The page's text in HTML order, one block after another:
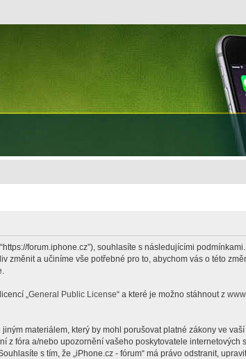
“https://forum.iphone.cz”), souhlasíte s následujícími
změnit a učiníme vše potřebné pro to, abychom vás o této
„ General Public License“ a které je možno stáhnout z
materiálem, který by mohl porušovat platné zákony ve vaší
z fóra a/nebo upozornění vašeho poskytovatele
s tím, že „iPhone.cz - fórum“ má právo odstranit,